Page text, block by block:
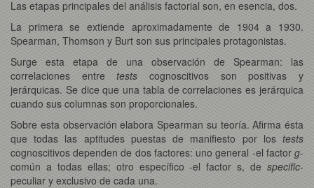
Las etapas principales del análisis factorial son, en esencia, dos.
La primera se extiende aproximadamente de 1904 a 1930.
Spearman, Thomson y Burt son sus principales protagonistas.
Surge esta etapa de una observación de Spearman: las
correlaciones entretests cognoscitivos son positivas y
jerárquicas. Se dice que una tabla de correlaciones es jerárquica
cuando sus columnas son proporcionales.
Sobre esta observación elabora Spearman su teoría. Afirma ésta
que todas las aptitudes puestas de manifiesto por los tests
cognoscitivos dependen de dos factores: uno general -el factor g-
común a todas ellas; otro específico -el factor s, de specific-
peculiar y exclusivo de cada una.